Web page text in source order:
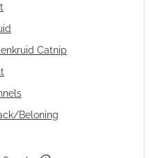
Catnip
Beloning